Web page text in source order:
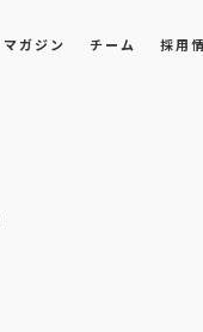
マガジン チーム 採用